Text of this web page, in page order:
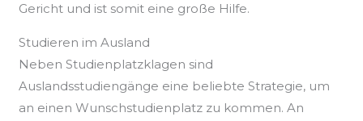
Gericht und ist somit eine große Hilfe.
Studieren im Ausland
Neben Studienplatzklagen sind
Auslandsstudiengänge eine beliebte Strategie, um
an einen Wunschstudienplatz zu kommen. An